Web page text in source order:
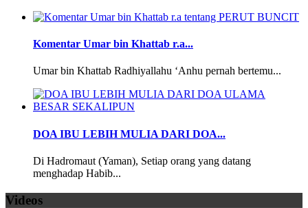
Komentar Umar bin Khattab r.a...
Umar bin Khattab Radhiyallahu ‘Anhu pernah bertemu...
DOA IBU LEBIH MULIA DARI DOA...
Di Hadromaut (Yaman), Setiap orang yang datang
menghadap Habib...
Videos